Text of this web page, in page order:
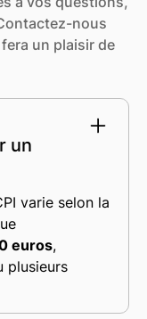
nous
un plaisir de
un
varie selon la
euros,
plusieurs